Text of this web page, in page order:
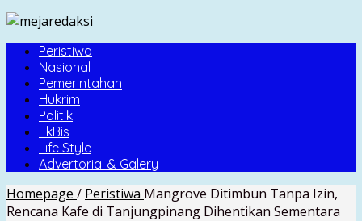
Peristiwa
Nasional
Pemerintahan
Hukrim
Politik
EkBis
Life Style
Advertorial & Galery
Homepage / Peristiwa Mangrove Ditimbun Tanpa Izin,
Rencana Kafe di Tanjungpinang Dihentikan Sementara